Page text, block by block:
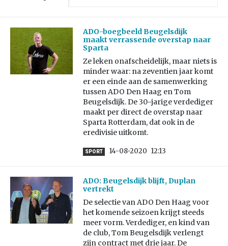
ADO-boegbeeld Beugelsdijk
maakt verrassende overstap naar
Sparta
Ze leken onafscheidelijk, maar niets is
minder waar: na zeventien jaar komt
er een einde aan de samenwerking
tussen ADO Den Haag en Tom
Beugelsdijk. De 30-jarige verdediger
maakt per direct de overstap naar
Sparta Rotterdam, dat ook in de
eredivisie uitkomt.
SPORT 14-08-2020 12:13
ADO: Beugelsdijk blijft, Duplan
vertrekt
De selectie van ADO Den Haag voor
het komende seizoen krijgt steeds
meer vorm. Verdediger, en kind van
de club, Tom Beugelsdijk verlengt
zijn contract met drie jaar. De